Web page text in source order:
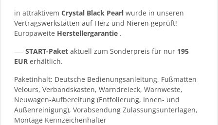
in attraktivem Crystal Black Pearl wurde in unseren
Vertragswerkstätten auf Herz und Nieren geprüft!
Europaweite Herstellergarantie .
—- START-Paket aktuell zum Sonderpreis für nur 195
EUR erhältlich.
Paketinhalt: Deutsche Bedienungsanleitung, Fußmatten
Velours, Verbandskasten, Warndreieck, Warnweste,
Neuwagen-Aufbereitung (Entfolierung, Innen- und
Außenreinigung), Vorabsendung Zulassungsunterlagen,
Montage Kennzeichenhalter